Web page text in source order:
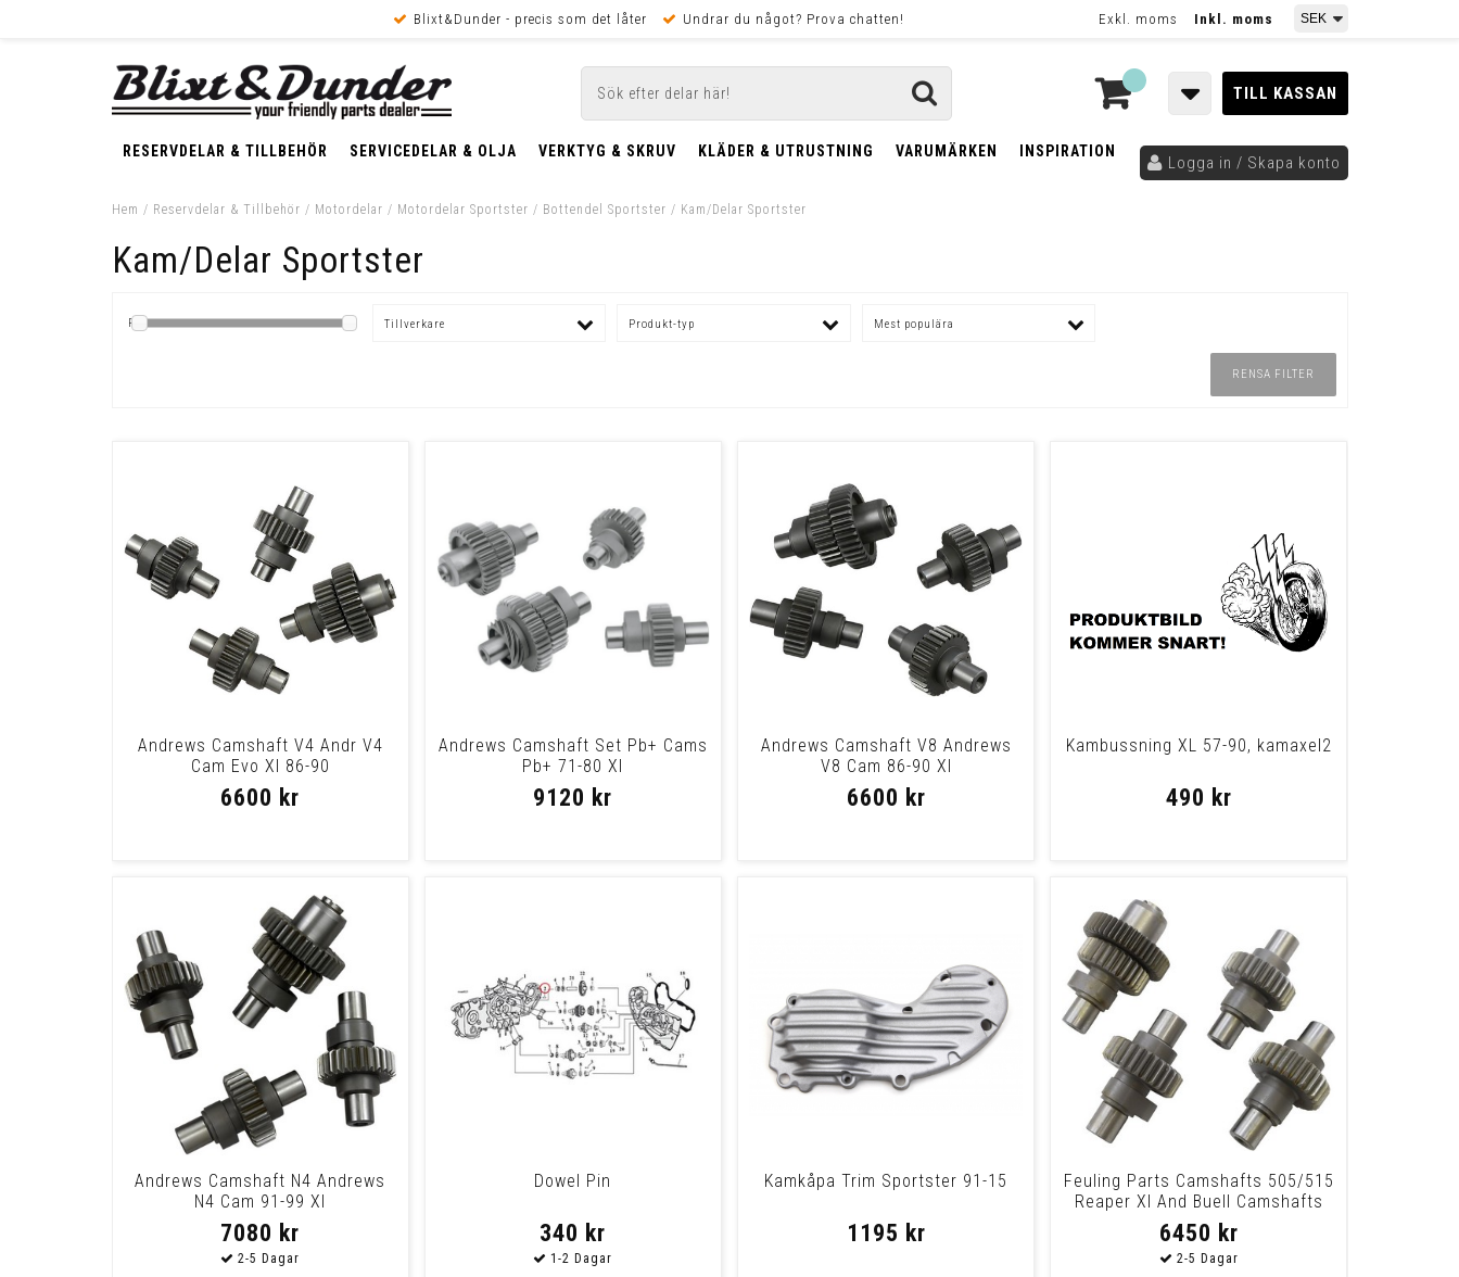
Blixt&Dunder - precis som det låter Undrar du något? Prova chatten! Exkl. moms Inkl. moms
TILL KASSAN
RESERVDELAR & TILLBEHÖR SERVICEDELAR & OLJA VERKTYG & SKRUV KLÄDER & UTRUSTNING VARUMÄRKEN INSPIRATION
Logga in / Skapa konto
Hem / Reservdelar & Tillbehör / Motordelar / Motordelar Sportster / Bottendel Sportster / Kam/Delar Sportster
Kam/Delar Sportster
Mest populära
Pris Tillverkare Produkt-typ
RENSA FILTER
Andrews Camshaft V4 Andr V4
Cam Evo Xl 86-90
6600 kr
Andrews Camshaft Set Pb+ Cams
Pb+ 71-80 Xl
9120 kr
Andrews Camshaft V8 Andrews
V8 Cam 86-90 Xl
6600 kr
Kambussning XL 57-90, kamaxel2
490 kr
Andrews Camshaft N4 Andrews
N4 Cam 91-99 Xl
7080 kr
Dowel Pin
340 kr
Kamkåpa Trim Sportster 91-15
1195 kr
Feuling Parts Camshafts 505/515
Reaper Xl And Buell Camshafts
505/515
6450 kr